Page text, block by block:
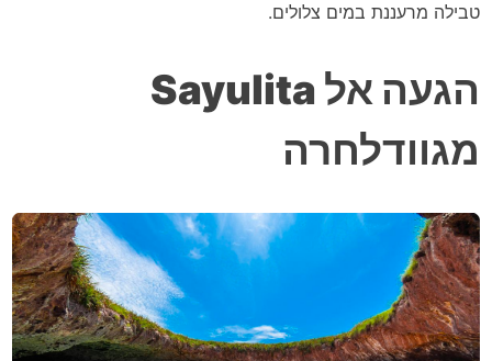
טבילה מרעננת במים צלולים.
הגעה אל Sayulita
מגוודלחרה